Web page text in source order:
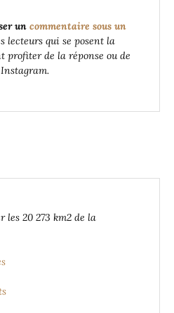
un commentaire sous un
lecteurs qui se posent la
profiter de la réponse ou de
les 20 273 km2 de la